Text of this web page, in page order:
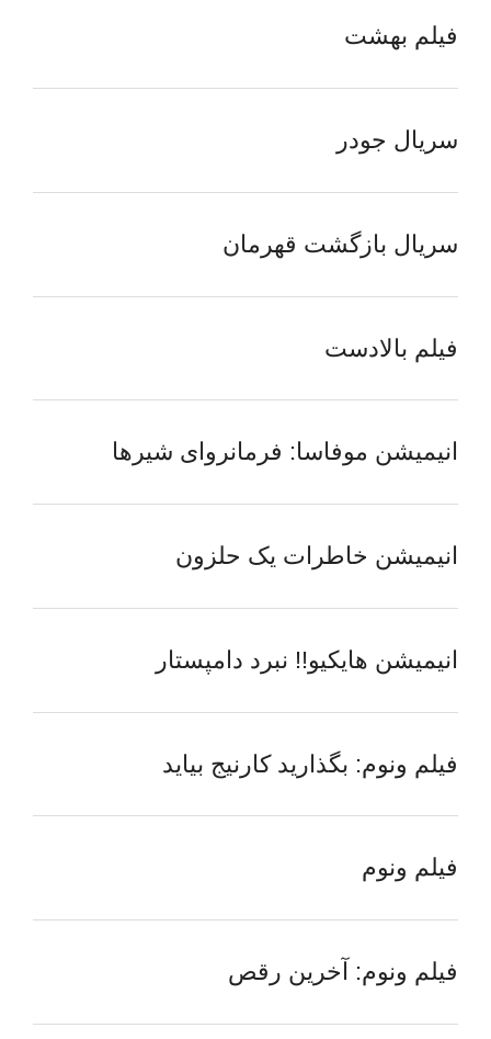
فیلم بهشت
سریال جودر
سریال بازگشت قهرمان
فیلم بالادست
انیمیشن موفاسا: فرمانروای شیرها
انیمیشن خاطرات یک حلزون
انیمیشن هایکیو!! نبرد دامپستار
فیلم ونوم: بگذارید کارنیج بیاید
فیلم ونوم
فیلم ونوم: آخرین رقص